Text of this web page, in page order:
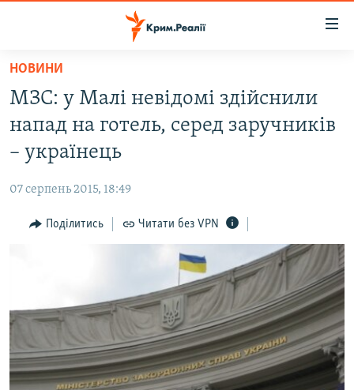
Перейти
основного
матеріалу
основної
навігації
Перейти
ВОДА.КРИМ
ВІДЕО ТА ФОТО
БЛОГИ
ПОГЛЯД
СПЕЦПРОЕКТИ
ДЕПОРТАЦІЯ
ВІДЕОУРОКИ «ELIFBE»
ЯК ОБІЙТИ БЛОКУВАННЯ
Русский
НОВИНИ
МЗС: у Малі невідомі здійснили
напад на готель, серед заручників
– українець
07 серпень 2015, 18:49
Поділитись Читати без VPN